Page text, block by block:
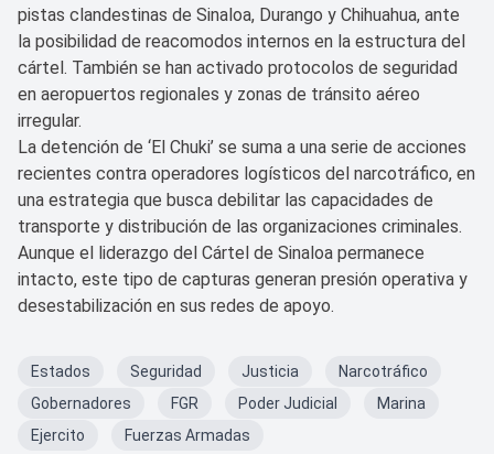
pistas clandestinas de Sinaloa, Durango y Chihuahua, ante
la posibilidad de reacomodos internos en la estructura del
cártel. También se han activado protocolos de seguridad
en aeropuertos regionales y zonas de tránsito aéreo
irregular.
La detención de ‘El Chuki’ se suma a una serie de acciones
recientes contra operadores logísticos del narcotráfico, en
una estrategia que busca debilitar las capacidades de
transporte y distribución de las organizaciones criminales.
Aunque el liderazgo del Cártel de Sinaloa permanece
intacto, este tipo de capturas generan presión operativa y
desestabilización en sus redes de apoyo.
Estados Seguridad Justicia
Narcotráfico
Gobernadores
FGR Poder Judicial
Marina
Ejercito
Fuerzas Armadas